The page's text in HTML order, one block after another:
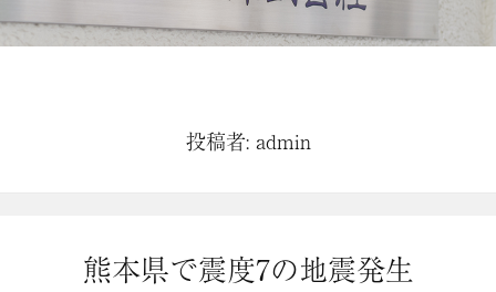
投稿者: admin
熊本県で震度7の地震発生